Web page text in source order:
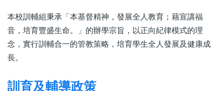
本校訓輔組秉承「本基督精神，發展全人教育；藉宣講福
音，培育豐盛生命。」的辦學宗旨，以正向紀律模式的理
念，實行訓輔合一的管教策略，培育學生全人發展及健康成
長。
訓育及輔導政策